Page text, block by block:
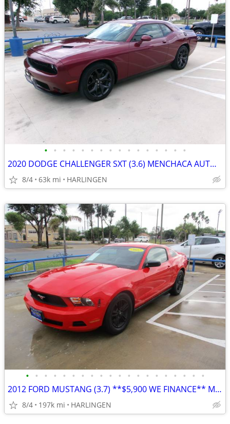
• • • • • • • • • • • • • • • •
2020 DODGE CHALLENGER SXT (3.6) MENCHACA AUTO SALES
8/4 63k mi HARLINGEN
• • • • • • • • • • • • • • • • • • • •
2012 FORD MUSTANG (3.7) **$5,900 WE FINANCE** MENCHACA AUTO SALES
8/4 197k mi HARLINGEN